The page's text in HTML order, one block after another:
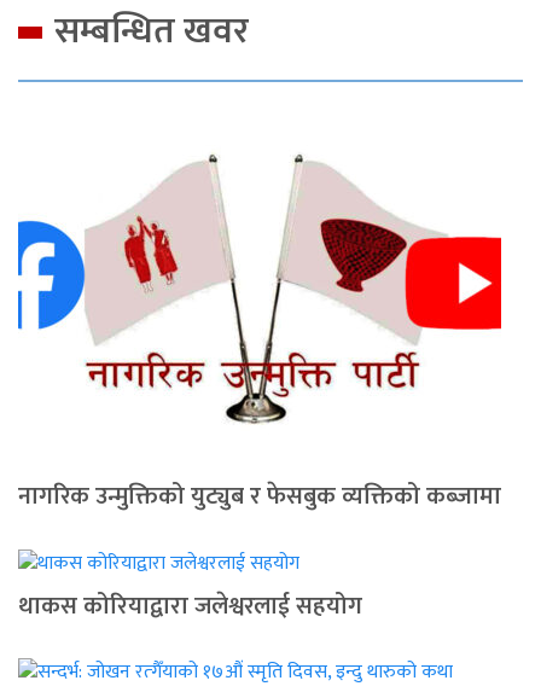
सम्बन्धित खवर
नागरिक उन्मुक्तिको युट्युब र फेसबुक व्यक्तिको कब्जामा
थाकस कोरियाद्वारा जलेश्वरलाई सहयोग